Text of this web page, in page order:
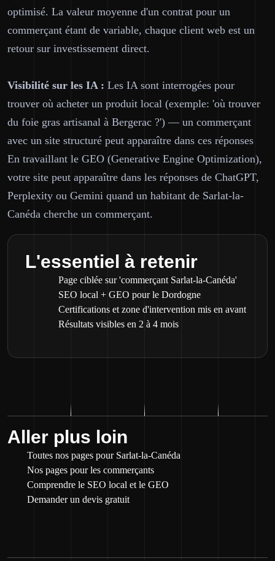
optimisé. La valeur moyenne d'un contrat pour un
commerçant étant de variable, chaque client web est un
retour sur investissement direct.
Visibilité sur les IA : Les IA sont interrogées pour
trouver où acheter un produit local (exemple: 'où trouver
du foie gras artisanal à Bergerac ?') — un commerçant
avec un site structuré peut apparaître dans ces réponses
En travaillant le GEO (Generative Engine Optimization),
votre site peut apparaître dans les réponses de ChatGPT,
Perplexity ou Gemini quand un habitant de Sarlat-la-
Canéda cherche un commerçant.
L'essentiel à retenir
Page ciblée sur 'commerçant Sarlat-la-Canéda'
SEO local + GEO pour le Dordogne
Certifications et zone d'intervention mis en avant
Résultats visibles en 2 à 4 mois
Aller plus loin
Toutes nos pages pour Sarlat-la-Canéda
Nos pages pour les commerçants
Comprendre le SEO local et le GEO
Demander un devis gratuit